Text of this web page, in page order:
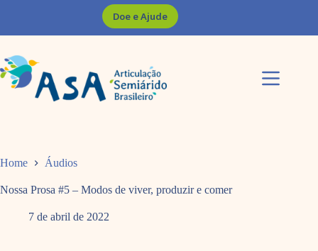
Doe e Ajude
Home Áudios
Nossa Prosa #5 – Modos de viver, produzir e comer
7 de abril de 2022